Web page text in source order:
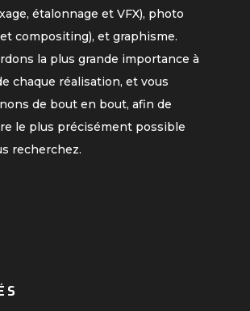
étalonnage et VFX), photo
compositing), et graphisme.
la plus grande importance à
chaque réalisation, et vous
de bout en bout, afin de
le plus précisément possible
recherchez.